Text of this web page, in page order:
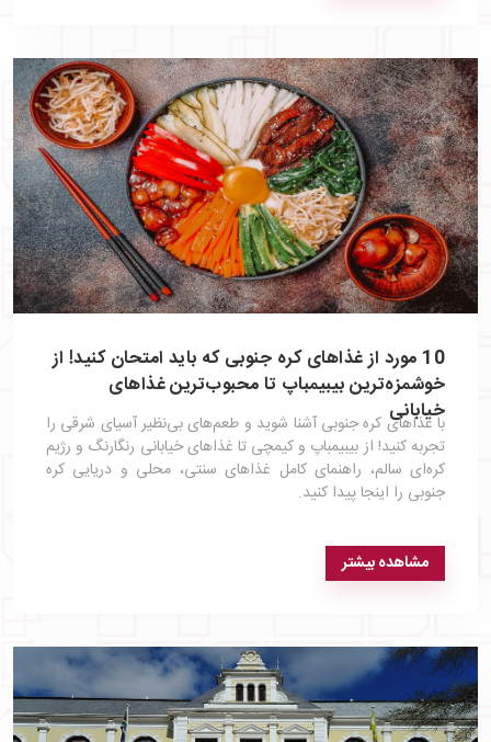
10 مورد از غذاهای کره جنوبی که باید امتحان کنید! از
خوشمزه‌ترین بیبیمباپ تا محبوب‌ترین غذاهای
خیابانی
با غذاهای کره جنوبی آشنا شوید و طعم‌های بی‌نظیر آسیای شرقی را
تجربه کنید! از بیبیمباپ و کیمچی تا غذاهای خیابانی رنگارنگ و رژیم
کره‌ای سالم، راهنمای کامل غذاهای سنتی، محلی و دریایی کره
جنوبی را اینجا پیدا کنید.
مشاهده بیشتر